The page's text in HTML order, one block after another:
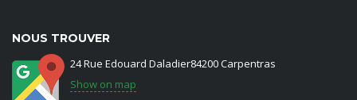
NOUS TROUVER
24 Rue Edouard Daladier84200 Carpentras
Show on map